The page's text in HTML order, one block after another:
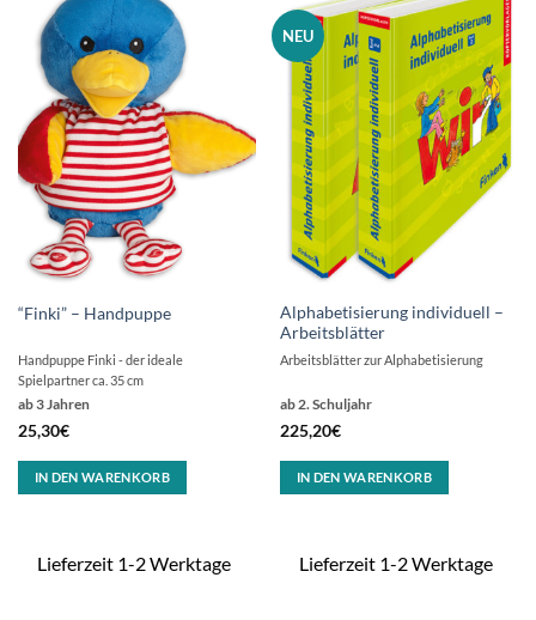
“Finki” – Handpuppe
ab 3 Jahren
25,30€
Handpuppe Finki - der ideale
Spielpartner ca. 35 cm
IN DEN WARENKORB
Lieferzeit 1-2 Werktage
NEU
Alphabetisierung individuell –
Arbeitsblätter
ab 2. Schuljahr
225,20€
Arbeitsblätter zur Alphabetisierung
IN DEN WARENKORB
Lieferzeit 1-2 Werktage